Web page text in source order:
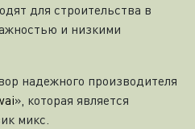
для строительства в
и низкими
надежного производителя
», которая является
микс.